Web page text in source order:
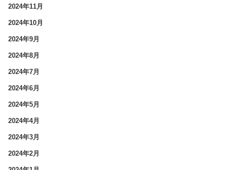
2024年11月
2024年10月
2024年9月
2024年8月
2024年7月
2024年6月
2024年5月
2024年4月
2024年3月
2024年2月